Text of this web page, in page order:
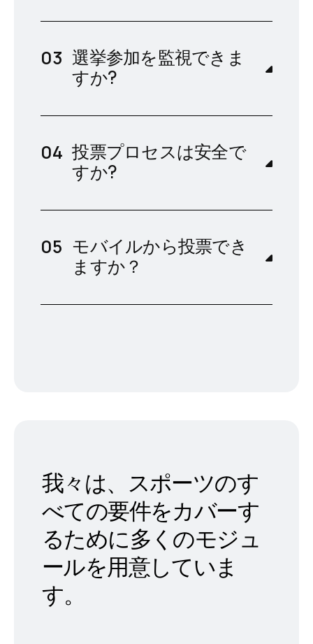
選挙参加を監視できま
すか?
投票プロセスは安全で
すか?
モバイルから投票でき
ますか？
我々は、スポーツのす
べての要件をカバーす
るために多くのモジュ
ールを用意していま
す。